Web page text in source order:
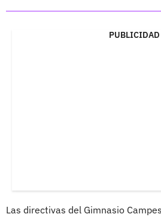
PUBLICIDAD
Las directivas del Gimnasio